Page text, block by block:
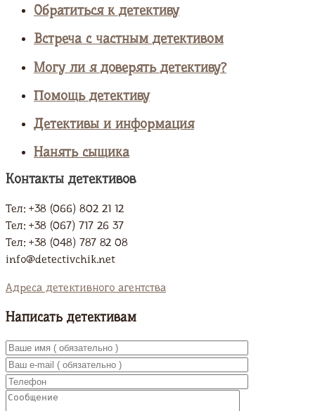
Обратиться к детективу
Встреча с частным детективом
Могу ли я доверять детективу?
Помощь детективу
Детективы и информация
Нанять сыщика
Контакты детективов
Тел: +38 (066) 802 21 12
Тел: +38 (067) 717 26 37
Тел: +38 (048) 787 82 08
info@detectivchik.net
Адреса детективного агентства
Написать детективам